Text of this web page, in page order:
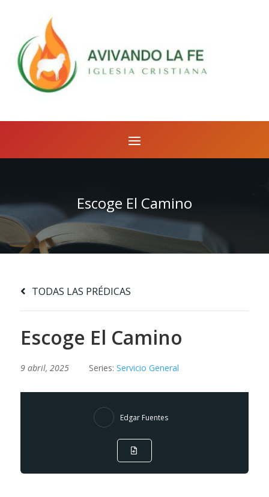
Escoge El Camino
TODAS LAS PRÉDICAS
Escoge El Camino
9 abril, 2025 Series: Servicio General
Edgar Fuentes